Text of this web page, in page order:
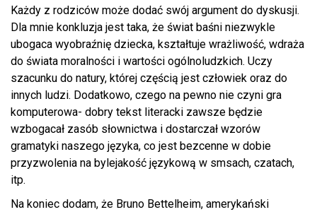
Każdy z rodziców może dodać swój argument do dyskusji.
Dla mnie konkluzja jest taka, że świat baśni niezwykle
ubogaca wyobraźnię dziecka, kształtuje wrażliwość, wdraża
do świata moralności i wartości ogólnoludzkich. Uczy
szacunku do natury, której częścią jest człowiek oraz do
innych ludzi. Dodatkowo, czego na pewno nie czyni gra
komputerowa- dobry tekst literacki zawsze będzie
wzbogacał zasób słownictwa i dostarczał wzorów
gramatyki naszego języka, co jest bezcenne w dobie
przyzwolenia na bylejakość językową w smsach, czatach,
itp.
Na koniec dodam, że Bruno Bettelheim, amerykański